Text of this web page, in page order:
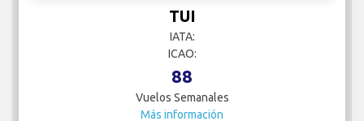
ICAO:
88
Vuelos Semanales
Más información